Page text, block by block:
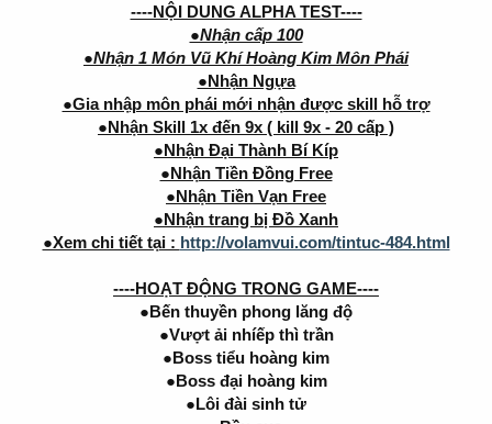
----NỘI DUNG ALPHA TEST----
●Nhận cấp 100
●Nhận 1 Món Vũ Khí Hoàng Kim Môn Phái
●Nhận Ngựa
●Gia nhập môn phái mới nhận được skill hỗ trợ
●Nhận Skill 1x đến 9x ( kill 9x - 20 cấp )
●Nhận Đại Thành Bí Kíp
●Nhận Tiền Đồng Free
●Nhận Tiền Vạn Free
●Nhận trang bị Đồ Xanh
●Xem chi tiết tại : http://volamvui.com/tintuc-484.html
----HOẠT ĐỘNG TRONG GAME----
●Bến thuyền phong lăng độ
●Vượt ải nhíếp thì trần
●Boss tiểu hoàng kim
●Boss đại hoàng kim
●Lôi đài sinh tử